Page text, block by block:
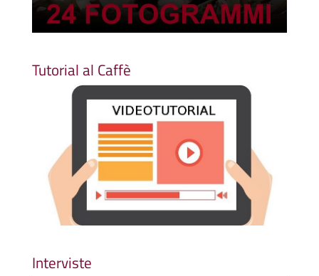
Tutorial al Caffè
Interviste